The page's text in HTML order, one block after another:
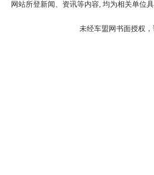
网站所登新闻、资讯等内容, 均为相关单位
未经车盟网书面授权，